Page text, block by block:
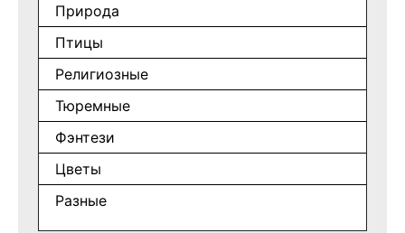
Природа
Птицы
Религиозные
Тюремные
Фэнтези
Цветы
Разные